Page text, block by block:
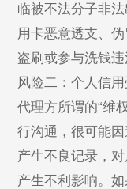
临被不法分子非
用卡恶意透支、
盗刷或参与洗钱违
风险二：个人信
代理方所谓的“维
行沟通，很可能
产生不良记录，
产生不利影响。